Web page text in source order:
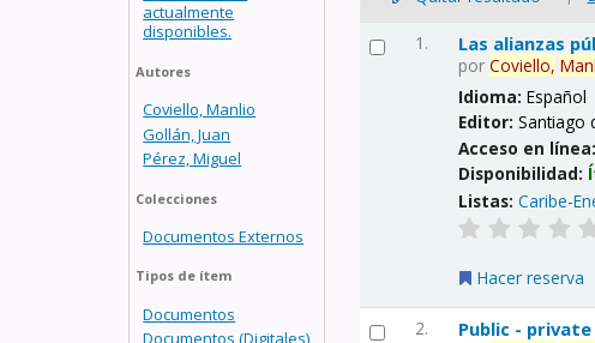
actualmente
disponibles.
Autores
Coviello, Manlio
Gollán, Juan
Pérez, Miguel
Colecciones
Documentos Externos
Tipos de ítem
Documentos
Documentos (Digitales)
1. Las alianzas
porCoviello,
Idioma:Español
Editor:Santiago
Acceso en
Disponibilidad:
Listas: Caribe-
Hacer reserva
2. Public -